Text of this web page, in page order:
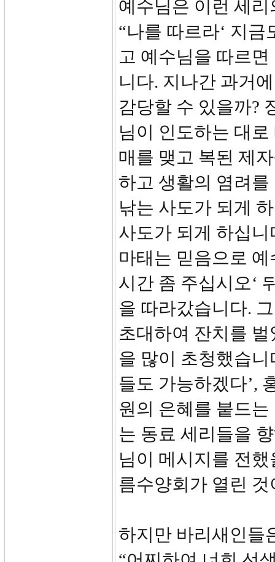
예수님은 이런 세
“나를 따르라‘ 지
고 예수님을 따르
니다. 지나간 과거
감당할 수 있을까?
님이 인도하는 대
매를 맺고 복된 제
하고 생활의 염려
낚는 사도가 되게
사도가 되게 하십니
마태는 믿음으로
시간 좀 주십시오‘
을 따라갔습니다.
초대하여 잔치를
을 많이 초청했습
들도 가능하겠다’,
원의 은혜를 붙드
는 동료 세리들을
님이 메시지를 전
름수양회가 열린
하지만 바리새인들